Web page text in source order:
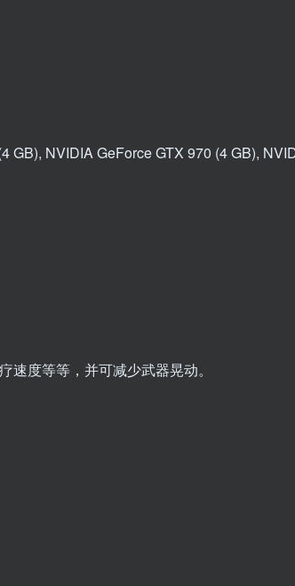
NVIDIA GeForce GTX 970 (4 GB),
度等等，并可减少武器晃动。